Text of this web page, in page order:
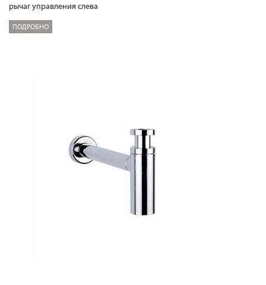
рычаг управления слева
ПОДРОБНО